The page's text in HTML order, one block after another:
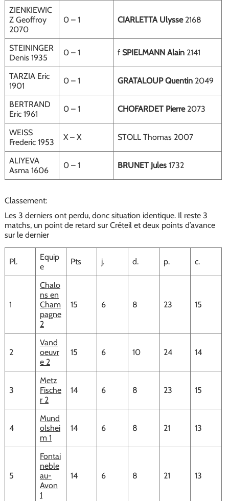
ZIENKIEWIC
Z Geoffroy
2070
0 – 1 CIARLETTA Ulysse2168
STEININGER
Denis 1935
0 – 1 f SPIELMANN Alain2141
TARZIA Eric
1901
0 – 1 GRATALOUP Quentin2049
BERTRAND
Eric 1961
0 – 1 CHOFARDET Pierre2073
WEISS
Frederic 1953
X – X STOLL Thomas 2007
ALIYEVA
Asma 1606
0 – 1 BRUNET Jules1732
Classement:
Les 3 derniers ont perdu, donc situation identique. Il reste 3
matchs, un point de retard sur Créteil et deux points d’avance
sur le dernier
Pl.
Equip
e
Pts j. d. p. c.
1
Chalo
ns en
Cham
pagne
2
15 6 8 23 15
2
Vand
oeuvr
e 2
15 6 10 24 14
3
Metz
Fische
r 2
14 6 8 23 15
4
Mund
olshei
m 1
14 6 8 21 13
5
Fontai
neble
au-
Avon
1
14 6 8 21 13